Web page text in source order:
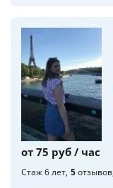
от 75 руб / час
Стаж 6 лет 5отзывов